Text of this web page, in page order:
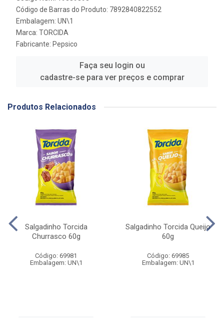
Código de Barras do Produto: 7892840822552
Embalagem: UN\1
Marca: TORCIDA
Fabricante: Pepsico
Faça seu login ou
cadastre-se para ver preços e comprar
Produtos Relacionados
Salgadinho Torcida
Churrasco 60g
Código: 69981
Embalagem: UN\1
Salgadinho Torcida Queijo
60g
Código: 69985
Embalagem: UN\1